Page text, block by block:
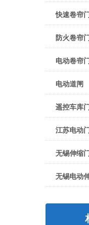
快速卷帘
防火卷帘
电动卷帘
电动道闸
遥控车库
江苏电动
无锡伸缩
无锡电动